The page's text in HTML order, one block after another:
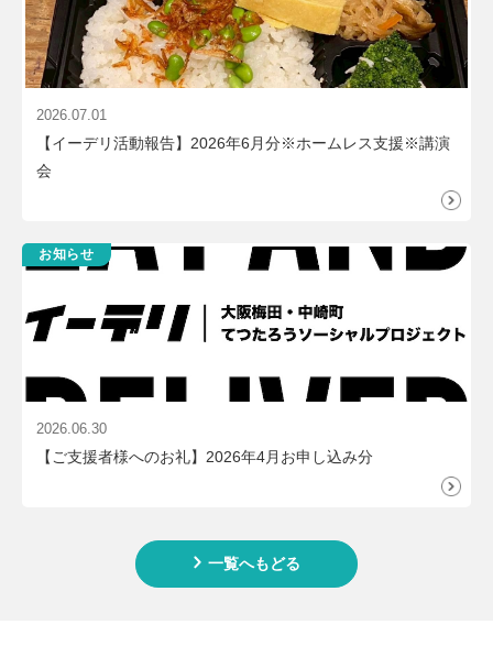
2026.07.01
【イーデリ活動報告】2026年6月分※ホームレス支援※講演
会
お知らせ
2026.06.30
【ご支援者様へのお礼】2026年4月お申し込み分
一覧へもどる